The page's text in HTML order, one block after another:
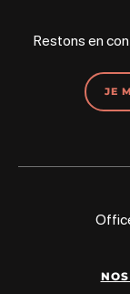
Restons en
JE